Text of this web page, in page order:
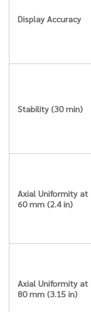
Display Accuracy
Stability (30 min)
Axial Uniformity at
60 mm (2.4 in)
Axial Uniformity at
80 mm (3.15 in)